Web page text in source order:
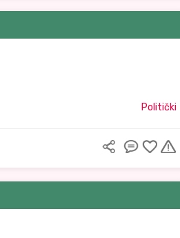
Politički